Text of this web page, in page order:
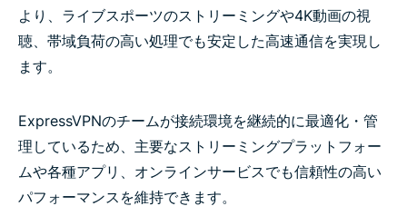
より、ライブスポーツのストリーミングや4K動画の視
聴、帯域負荷の高い処理でも安定した高速通信を実現し
ます。
ExpressVPNのチームが接続環境を継続的に最適化・管
理しているため、主要なストリーミングプラットフォー
ムや各種アプリ、オンラインサービスでも信頼性の高い
パフォーマンスを維持できます。